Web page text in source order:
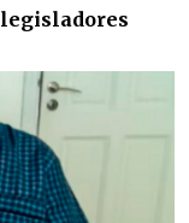
legisladores